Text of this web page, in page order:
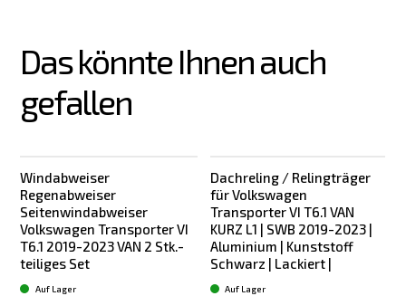
Das könnte Ihnen auch
gefallen
Windabweiser
Regenabweiser
Seitenwindabweiser
Volkswagen Transporter VI
T6.1 2019-2023 VAN 2 Stk.-
teiliges Set
Auf Lager
Dachreling / Relingträger
für Volkswagen
Transporter VI T6.1 VAN
KURZ L1 | SWB 2019-2023 |
Aluminium | Kunststoff
Schwarz | Lackiert |
Auf Lager